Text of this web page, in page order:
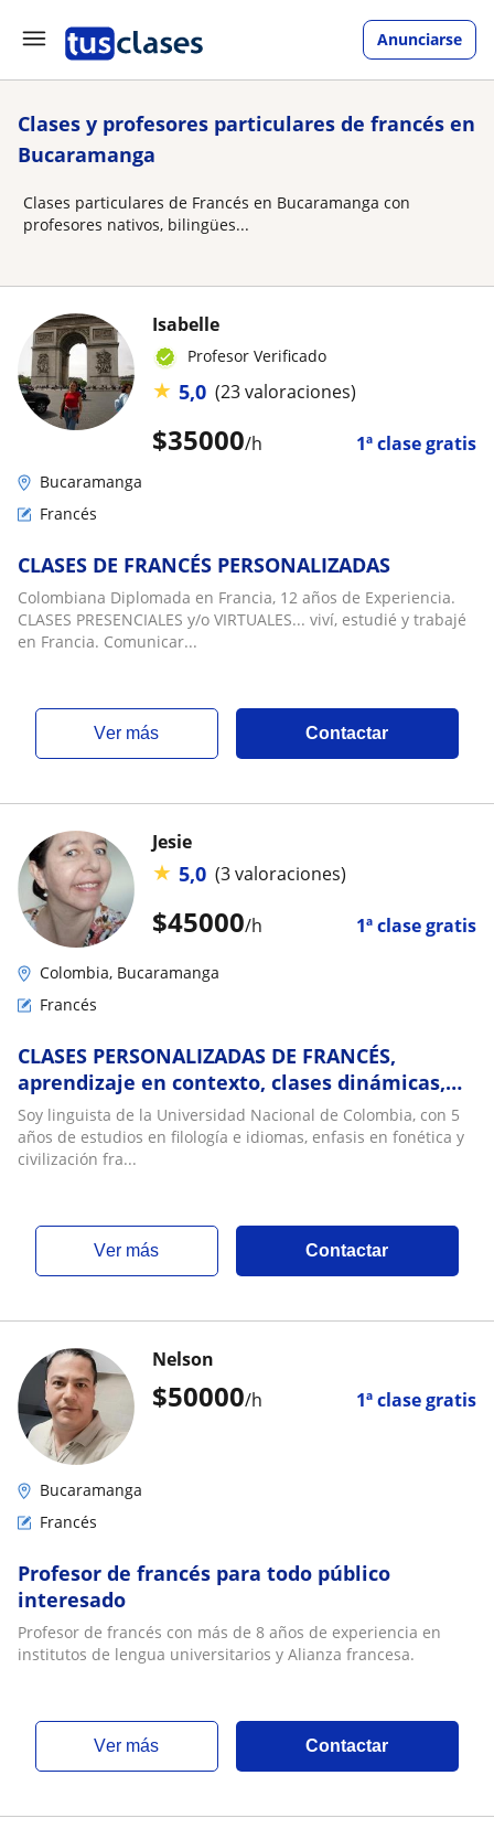
Anunciarse
Clases y profesores particulares de francés en
Bucaramanga
Clases particulares de Francés en Bucaramanga con
profesores nativos, bilingües...
$35000/h 1ª clase gratis
Isabelle
Profesor Verificado
★ 5,0 (23 valoraciones)
Bucaramanga
Francés
CLASES DE FRANCÉS PERSONALIZADAS
Colombiana Diplomada en Francia, 12 años de Experiencia.
CLASES PRESENCIALES y/o VIRTUALES... viví, estudié y trabajé
en Francia. Comunicar...
ver más Contactar
$45000/h 1ª clase gratis
Jesie
★ 5,0 (3 valoraciones)
Colombia, Bucaramanga
Francés
CLASES PERSONALIZADAS DE FRANCÉS,
aprendizaje en contexto, clases dinámicas,
intercambios, preparación DELF
Soy linguista de la Universidad Nacional de Colombia, con 5
años de estudios en filología e idiomas, enfasis en fonética y
civilización fra...
ver más Contactar
$50000/h 1ª clase gratis
Nelson
Bucaramanga
Francés
Profesor de francés para todo público
interesado
Profesor de francés con más de 8 años de experiencia en
institutos de lengua universitarios y Alianza francesa.
ver más Contactar